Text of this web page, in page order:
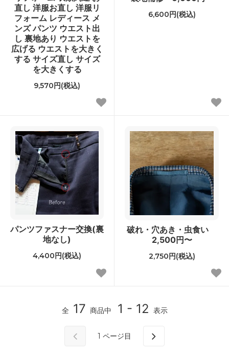
直し 洋服お直し 洋服リ
フォーム レディース メ
ンズ パンツ ウエスト出
し 裏地あり ウエストを
広げる ウエストを大きく
する サイズ直し サイズ
を大きくする
9,570円(税込)
6,600円(税込)
パンツファスナー交換(裏
地なし)
4,400円(税込)
破れ・穴あき・虫食い
2,500円〜
2,750円(税込)
全 17 商品中 1 - 12 表示
1 ページ目